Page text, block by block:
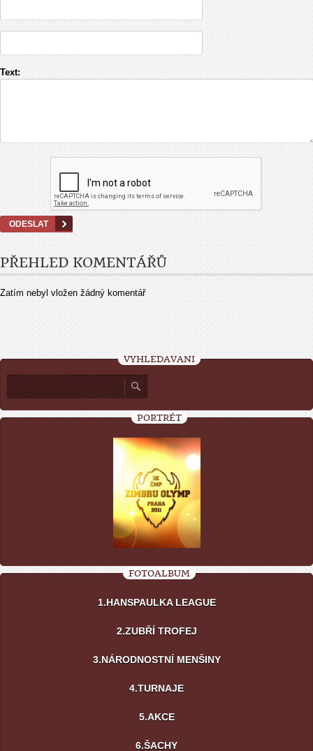
Text:
PŘEHLED KOMENTÁŘŮ
Zatím nebyl vložen žádný komentář
VYHLEDÁVÁNÍ
PORTRÉT
FOTOALBUM
1.HANSPAULKA LEAGUE
2.ZUBŘÍ TROFEJ
3.NÁRODNOSTNÍ MENŠINY
4.TURNAJE
5.AKCE
6.ŠACHY